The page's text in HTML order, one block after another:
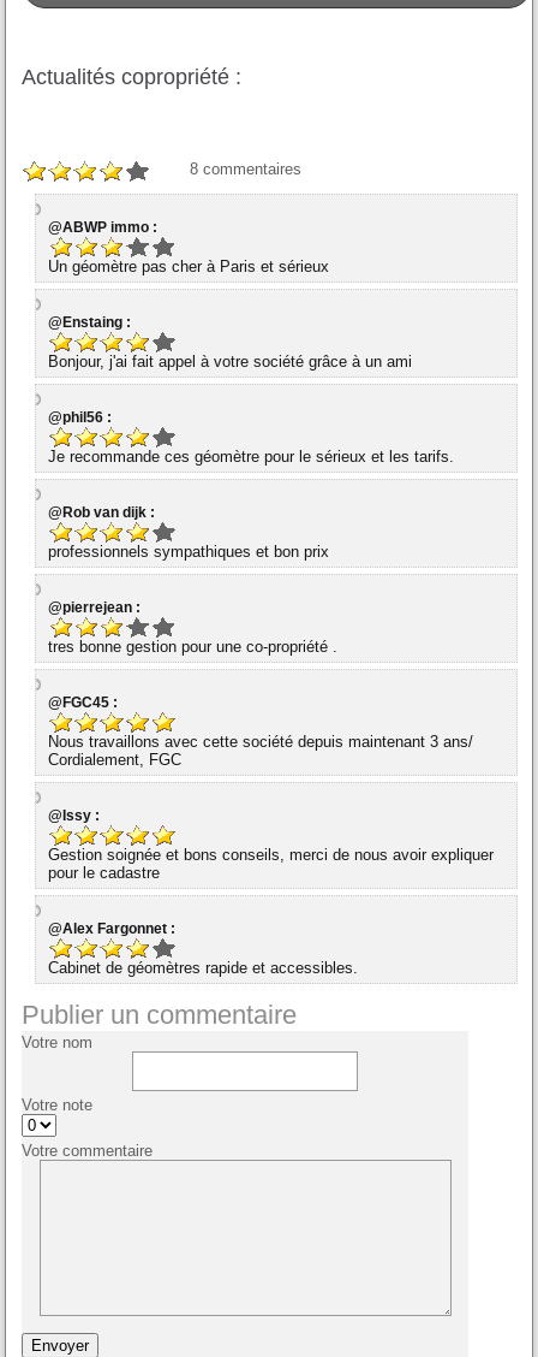
Actualités copropriété :
8 commentaires
@ABWP immo :
Un géomètre pas cher à Paris et sérieux
@Enstaing :
Bonjour, j'ai fait appel à votre société grâce à un ami
@phil56 :
Je recommande ces géomètre pour le sérieux et les tarifs.
@Rob van dijk :
professionnels sympathiques et bon prix
@pierrejean :
tres bonne gestion pour une co-propriété .
@FGC45 :
Nous travaillons avec cette société depuis maintenant 3 ans/
Cordialement, FGC
@Issy :
Gestion soignée et bons conseils, merci de nous avoir expliquer
pour le cadastre
@Alex Fargonnet :
Cabinet de géomètres rapide et accessibles.
Publier un commentaire
Votre nom
Votre note
Votre commentaire